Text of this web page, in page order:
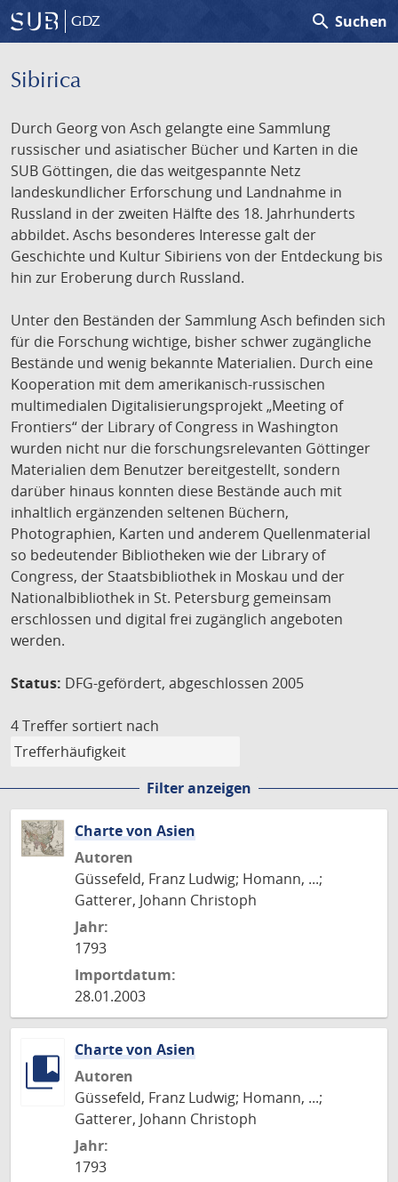
GDZ search Suchen
Sibirica
Durch Georg von Asch gelangte eine Sammlung
russischer und asiatischer Bücher und Karten in die
SUB Göttingen, die das weitgespannte Netz
landeskundlicher Erforschung und Landnahme in
Russland in der zweiten Hälfte des 18. Jahrhunderts
abbildet. Aschs besonderes Interesse galt der
Geschichte und Kultur Sibiriens von der Entdeckung bis
hin zur Eroberung durch Russland.
Unter den Beständen der Sammlung Asch befinden sich
für die Forschung wichtige, bisher schwer zugängliche
Bestände und wenig bekannte Materialien. Durch eine
Kooperation mit dem amerikanisch-russischen
multimedialen Digitalisierungsprojekt „Meeting of
Frontiers“ der Library of Congress in Washington
wurden nicht nur die forschungsrelevanten Göttinger
Materialien dem Benutzer bereitgestellt, sondern
darüber hinaus konnten diese Bestände auch mit
inhaltlich ergänzenden seltenen Büchern,
Photographien, Karten und anderem Quellenmaterial
so bedeutender Bibliotheken wie der Library of
Congress, der Staatsbibliothek in Moskau und der
Nationalbibliothek in St. Petersburg gemeinsam
erschlossen und digital frei zugänglich angeboten
werden.
Status: DFG-gefördert, abgeschlossen 2005
4 Treffer sortiert nach
Filter anzeigen
Charte von Asien
Autoren
Güssefeld, Franz Ludwig; Homann, ...;
Gatterer, Johann Christoph
Jahr:
1793
Importdatum:
28.01.2003
Charte von Asien
Autoren
Güssefeld, Franz Ludwig; Homann, ...;
Gatterer, Johann Christoph
Jahr:
1793